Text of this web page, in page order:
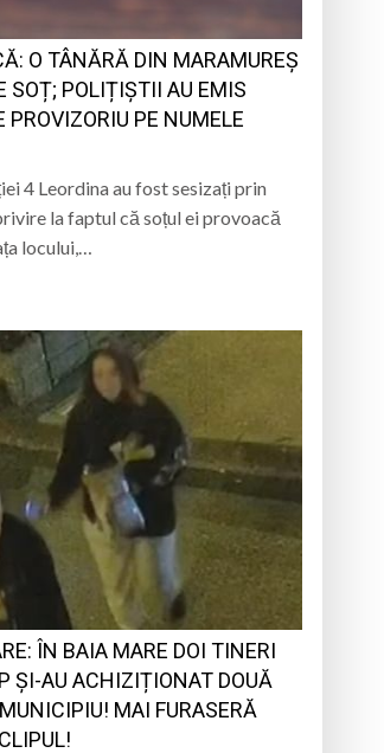
O TÂNĂRĂ DIN MARAMUREȘ
SOȚ; POLIȚIȘTII AU EMIS
PROVIZORIU PE NUMELE
4 Leordina au fost sesizați prin
la faptul că soțul ei provoacă
locului,…
ÎN BAIA MARE DOI TINERI
ȘI-AU ACHIZIȚIONAT DOUĂ
MAI FURASERĂ